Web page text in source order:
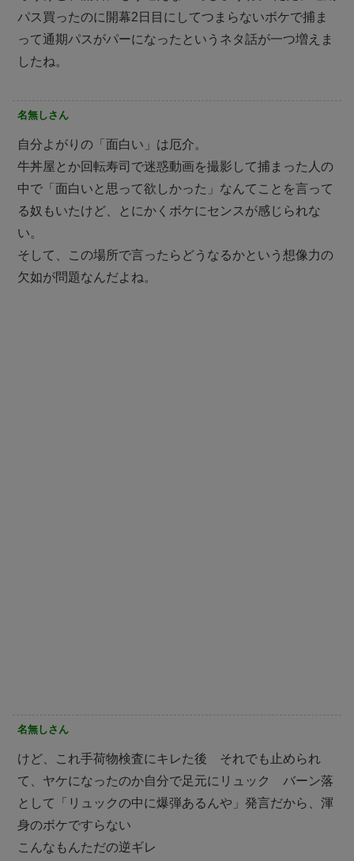
パス買ったのに開幕2日目にしてつまらないボケで捕ま
って通期パスがパーになったというネタ話が一つ増えま
したね。
名無しさん
自分よがりの「面白い」は厄介。
牛丼屋とか回転寿司で迷惑動画を撮影して捕まった人の
中で「面白いと思って欲しかった」なんてことを言って
る奴もいたけど、とにかくボケにセンスが感じられな
い。
そして、この場所で言ったらどうなるかという想像力の
欠如が問題なんだよね。
名無しさん
けど、これ手荷物検査にキレた後 それでも止められ
て、ヤケになったのか自分で足元にリュック バーン落
として「リュックの中に爆弾あるんや」発言だから、渾
身のボケですらない
こんなもんただの逆ギレ